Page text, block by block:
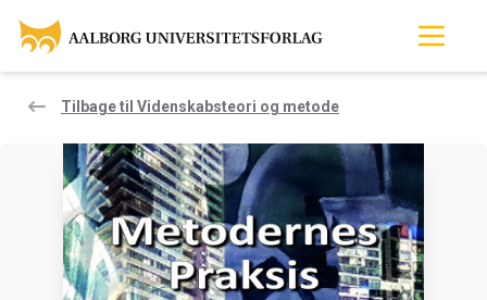
Tilbage til Videnskabsteori og metode